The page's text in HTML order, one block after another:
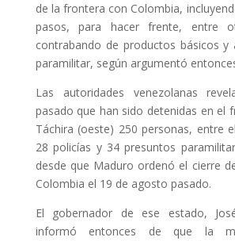
de la frontera con Colombia,
pasos, para hacer frente, entre
contrabando de productos básicos y
paramilitar, según argumentó
Las autoridades venezolanas
pasado que han sido detenidas en el
Táchira (oeste) 250 personas, entre
28 policías y 34 presuntos
desde que Maduro ordenó el cierre
Colombia el 19 de agosto pasado.
El gobernador de ese estado,
informó entonces de que la